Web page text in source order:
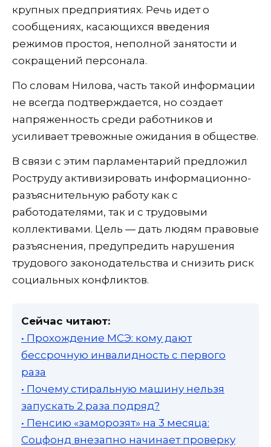
крупных предприятиях. Речь идет о
сообщениях, касающихся введения
режимов простоя, неполной занятости и
сокращений персонала.
По словам Нилова, часть такой информации
не всегда подтверждается, но создает
напряженность среди работников и
усиливает тревожные ожидания в обществе.
В связи с этим парламентарий предложил
Роструду активизировать информационно-
разъяснительную работу как с
работодателями, так и с трудовыми
коллективами. Цель — дать людям правовые
разъяснения, предупредить нарушения
трудового законодательства и снизить риск
социальных конфликтов.
Сейчас читают:
• Прохождение МСЭ: кому дают
бессрочную инвалидность с первого
раза
• Почему стиральную машину нельзя
запускать 2 раза подряд?
• Пенсию «заморозят» на 3 месяца:
Соцфонд внезапно начинает проверку